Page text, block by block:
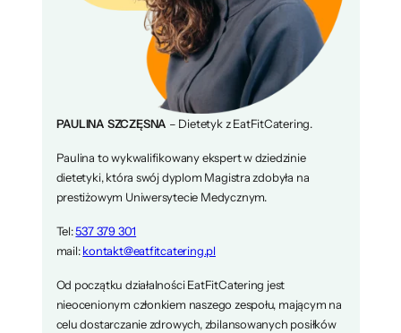
PAULINA SZCZĘSNA – Dietetyk z EatFitCatering.
Paulina to wykwalifikowany ekspert w dziedzinie
dietetyki, która swój dyplom Magistra zdobyła na
prestiżowym Uniwersytecie Medycznym.
Tel:537 379 301
mail:kontakt@eatfitcatering.pl
Od początku działalności EatFitCatering jest
nieocenionym członkiem naszego zespołu, mającym na
celu dostarczanie zdrowych, zbilansowanych posiłków